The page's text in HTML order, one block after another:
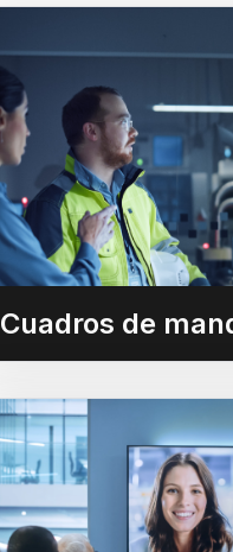
Cuadros de
Cuadros
Integre y comparta
herramientas de
PowerBI , Tableau,
Permita que
screencasts a